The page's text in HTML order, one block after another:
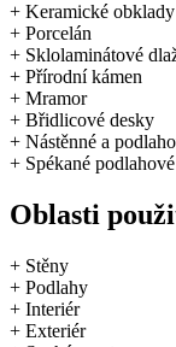
+ Keramické
+ Porcelán
+ Sklolaminátové
+ Přírodní kámen
+ Mramor
+ Břidlicové desky
+ Nástěnné a
+ Spékané
Oblasti
+ Stěny
+ Podlahy
+ Interiér
+ Exteriér